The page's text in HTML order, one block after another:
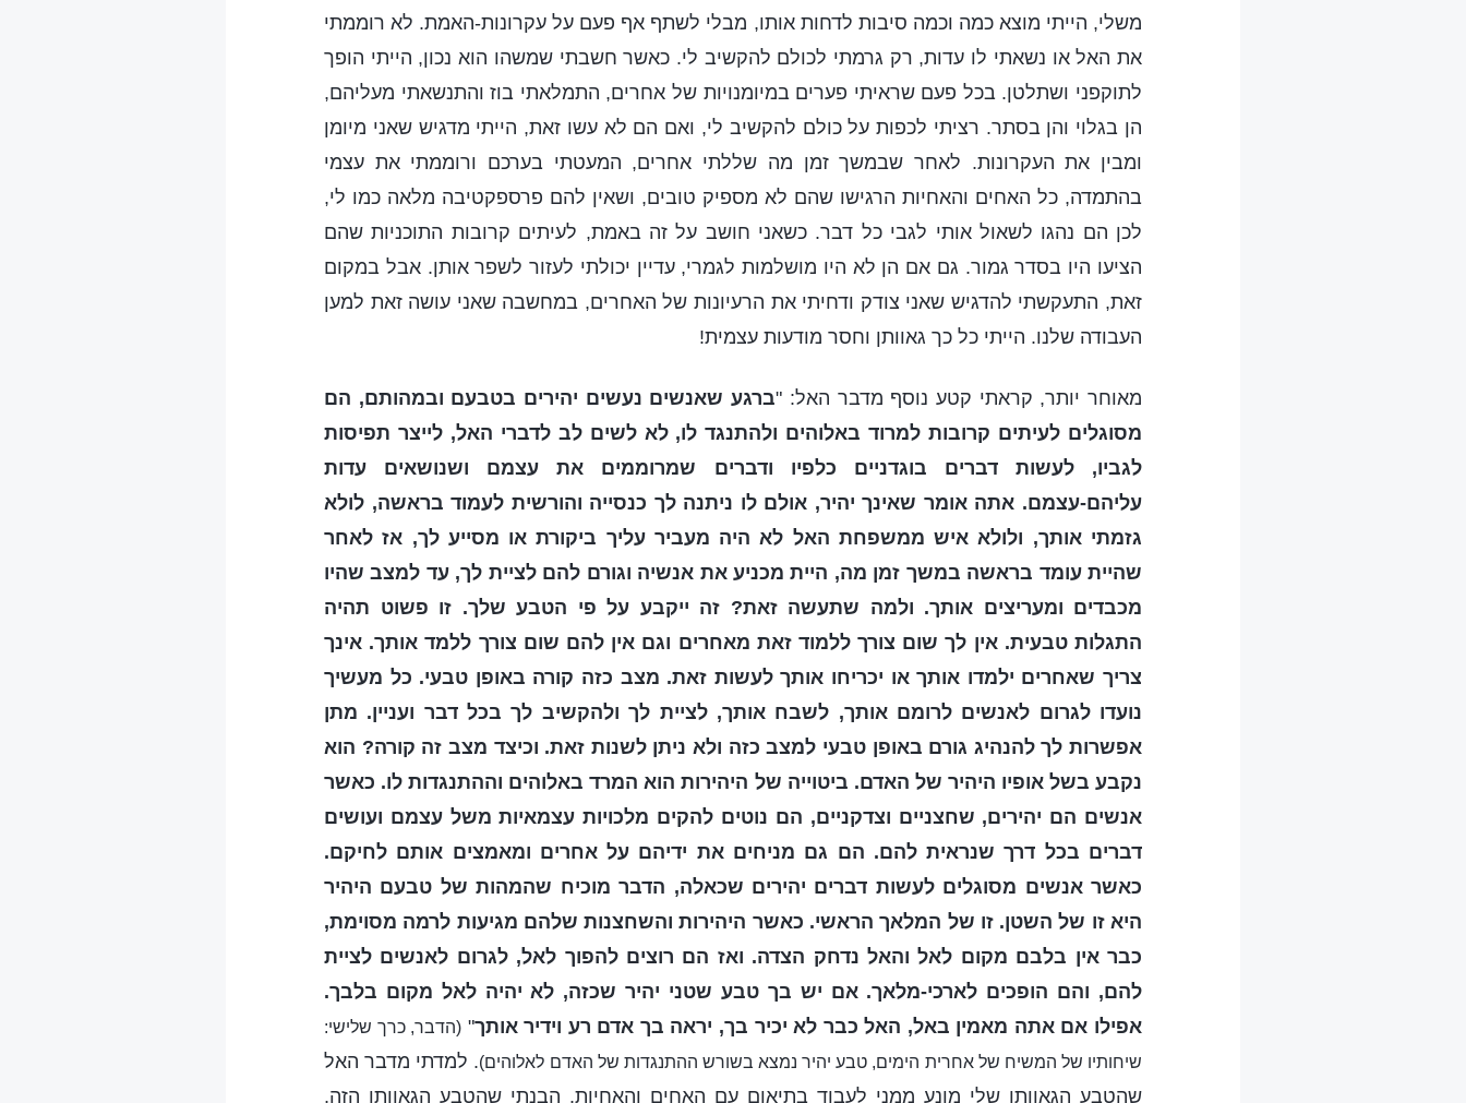
משלי, הייתי מוצא כמה וכמה סיבות לדחות אותו, מבלי לשתף אף פעם על עקרונות-האמת. לא רוממתי
את האל או נשאתי לו עדות, רק גרמתי לכולם להקשיב לי. כאשר חשבתי שמשהו הוא נכון, הייתי הופך
לתוקפני ושתלטן. בכל פעם שראיתי פערים במיומנויות של אחרים, התמלאתי בוז והתנשאתי מעליהם,
הן בגלוי והן בסתר. רציתי לכפות על כולם להקשיב לי, ואם הם לא עשו זאת, הייתי מדגיש שאני מיומן
ומבין את העקרונות. לאחר שבמשך זמן מה שללתי אחרים, המעטתי בערכם ורוממתי את עצמי
בהתמדה, כל האחים והאחיות הרגישו שהם לא מספיק טובים, ושאין להם פרספקטיבה מלאה כמו לי,
לכן הם נהגו לשאול אותי לגבי כל דבר. כשאני חושב על זה באמת, לעיתים קרובות התוכניות שהם
הציעו היו בסדר גמור. גם אם הן לא היו מושלמות לגמרי, עדיין יכולתי לעזור לשפר אותן. אבל במקום
זאת, התעקשתי להדגיש שאני צודק ודחיתי את הרעיונות של האחרים, במחשבה שאני עושה זאת למען
העבודה שלנו. הייתי כל כך גאוותן וחסר מודעות עצמית!
מאוחר יותר, קראתי קטע נוסף מדבר האל: "ברגע שאנשים נעשים יהירים בטבעם ובמהותם, הם
מסוגלים לעיתים קרובות למרוד באלוהים ולהתנגד לו, לא לשים לב לדברי האל, לייצר תפיסות
לגביו, לעשות דברים בוגדניים כלפיו ודברים שמרוממים את עצמם ושנושאים עדות
עליהם-עצמם. אתה אומר שאינך יהיר, אולם לו ניתנה לך כנסייה והורשית לעמוד בראשה, לולא
גזמתי אותך, ולולא איש ממשפחת האל לא היה מעביר עליך ביקורת או מסייע לך, אז לאחר
שהיית עומד בראשה במשך זמן מה, היית מכניע את אנשיה וגורם להם לציית לך, עד למצב שהיו
מכבדים ומעריצים אותך. ולמה שתעשה זאת? זה ייקבע על פי הטבע שלך. זו פשוט תהיה
התגלות טבעית. אין לך שום צורך ללמוד זאת מאחרים וגם אין להם שום צורך ללמד אותך. אינך
צריך שאחרים ילמדו אותך או יכריחו אותך לעשות זאת. מצב כזה קורה באופן טבעי. כל מעשיך
נועדו לגרום לאנשים לרומם אותך, לשבח אותך, לציית לך ולהקשיב לך בכל דבר ועניין. מתן
אפשרות לך להנהיג גורם באופן טבעי למצב כזה ולא ניתן לשנות זאת. וכיצד מצב זה קורה? הוא
נקבע בשל אופיו היהיר של האדם. ביטוייה של היהירות הוא המרד באלוהים וההתנגדות לו. כאשר
אנשים הם יהירים, שחצניים וצדקניים, הם נוטים להקים מלכויות עצמאיות משל עצמם ועושים
דברים בכל דרך שנראית להם. הם גם מניחים את ידיהם על אחרים ומאמצים אותם לחיקם.
כאשר אנשים מסוגלים לעשות דברים יהירים שכאלה, הדבר מוכיח שהמהות של טבעם היהיר
היא זו של השטן. זו של המלאך הראשי. כאשר היהירות והשחצנות שלהם מגיעות לרמה מסוימת,
כבר אין בלבם מקום לאל והאל נדחק הצדה. ואז הם רוצים להפוך לאל, לגרום לאנשים לציית
להם, והם הופכים לארכי-מלאך. אם יש בך טבע שטני יהיר שכזה, לא יהיה לאל מקום בלבך.
אפילו אם אתה מאמין באל, האל כבר לא יכיר בך, יראה בך אדם רע וידיר אותך" (הדבר, כרך שלישי:
שיחותיו של המשיח של אחרית הימים, טבע יהיר נמצא בשורש ההתנגדות של האדם לאלוהים). למדתי מדבר האל
שהטבע הגאוותן שלי מונע ממני לעבוד בתיאום עם האחים והאחיות. הבנתי שהטבע הגאוותן הזה,